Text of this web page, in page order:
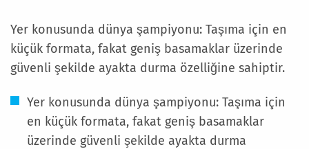
Yer konusunda dünya şampiyonu: Taşıma için en
küçük formata, fakat geniş basamaklar üzerinde
güvenli şekilde ayakta durma özelliğine sahiptir.
Yer konusunda dünya şampiyonu: Taşıma için
en küçük formata, fakat geniş basamaklar
üzerinde güvenli şekilde ayakta durma